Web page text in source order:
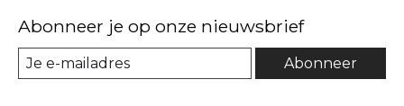
Abonneer je op onze nieuwsbrief
Abonneer